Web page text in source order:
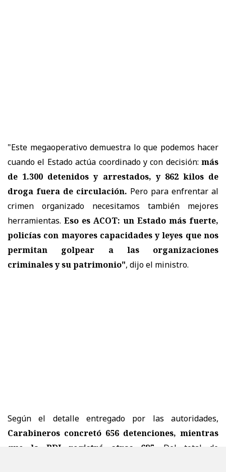
"Este megaoperativo demuestra lo que podemos hacer
cuando el Estado actúa coordinado y con decisión: más
de 1.300 detenidos y arrestados, y 862 kilos de
droga fuera de circulación. Pero para enfrentar al
crimen organizado necesitamos también mejores
herramientas. Eso es ACOT: un Estado más fuerte,
policías con mayores capacidades y leyes que nos
permitan golpear a las organizaciones
criminales y su patrimonio", dijo el ministro.
Según el detalle entregado por las autoridades,
Carabineros concretó 656 detenciones, mientras
que la PDI registró otras 685 . Del total de